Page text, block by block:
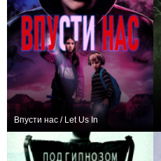
Впусти нас / Let Us In